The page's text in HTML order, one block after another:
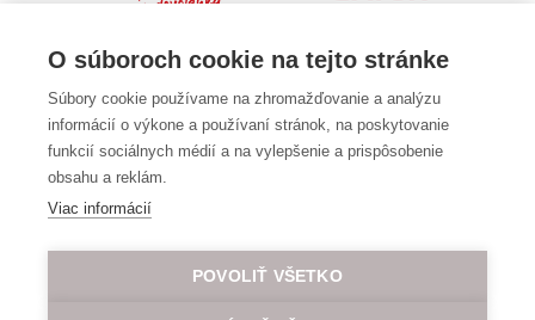
O súboroch cookie na tejto stránke
Súbory cookie používame na zhromažďovanie a analýzu
informácií o výkone a používaní stránok, na poskytovanie
funkcií sociálnych médií a na vylepšenie a prispôsobenie
obsahu a reklám.
Viac informácií
POVOLIŤ VŠETKO